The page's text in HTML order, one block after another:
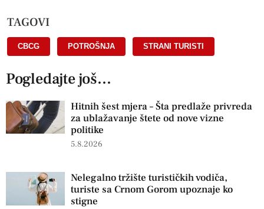
TAGOVI
CBCG POTROŠNJA STRANI TURISTI
Pogledajte još...
Hitnih šest mjera – Šta predlaže privreda
za ublažavanje štete od nove vizne
politike
5.8.2026
Nelegalno tržište turističkih vodiča,
turiste sa Crnom Gorom upoznaje ko
stigne